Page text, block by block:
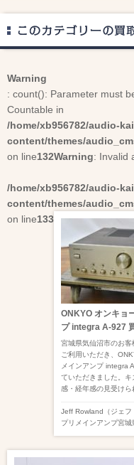
Warning
: count(): Parameter must
Countable in
/home/xb956782/audio-
content/themes/
on line132Warning: Invalid
/home/xb956782/audio-
content/themes/
on line133
ONKYO オンキョ
プ integra A-927
宮城県気仙沼市のお客
ご利用いただき、
メインアンプ integra
ていただきました。キ
感・経年感の見受けら
Jeff Rowland（ジェフ
プリメインアンプ宮城